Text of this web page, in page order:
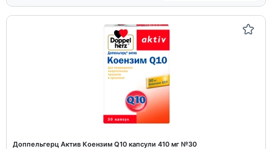
Доппельгерц Актив Коензим Q10 капсули 410 мг №30